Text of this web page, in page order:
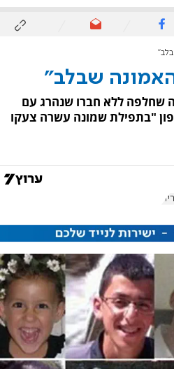
שבלב"
שחלפה ללא חברו שנהרג עם
"בתפילת שמונה עשרה צעקו